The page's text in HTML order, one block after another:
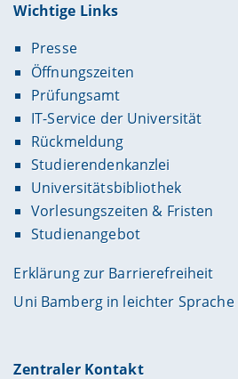
Wichtige Links
Presse
Öffnungszeiten
Prüfungsamt
IT-Service der Universität
Rückmeldung
Studierendenkanzlei
Universitätsbibliothek
Vorlesungszeiten & Fristen
Studienangebot
Erklärung zur Barrierefreiheit
Uni Bamberg in leichter Sprache
Zentraler Kontakt